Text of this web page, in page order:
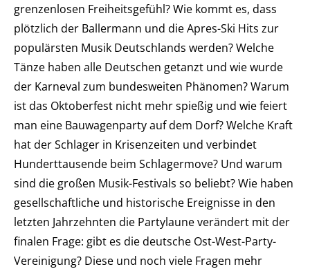
grenzenlosen Freiheitsgefühl? Wie kommt es, dass
plötzlich der Ballermann und die Apres-Ski Hits zur
populärsten Musik Deutschlands werden? Welche
Tänze haben alle Deutschen getanzt und wie wurde
der Karneval zum bundesweiten Phänomen? Warum
ist das Oktoberfest nicht mehr spießig und wie feiert
man eine Bauwagenparty auf dem Dorf? Welche Kraft
hat der Schlager in Krisenzeiten und verbindet
Hunderttausende beim Schlagermove? Und warum
sind die großen Musik-Festivals so beliebt? Wie haben
gesellschaftliche und historische Ereignisse in den
letzten Jahrzehnten die Partylaune verändert mit der
finalen Frage: gibt es die deutsche Ost-West-Party-
Vereinigung? Diese und noch viele Fragen mehr